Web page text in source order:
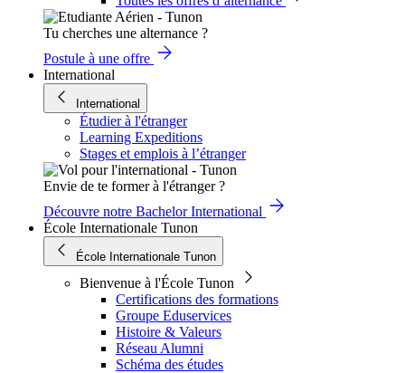
Tu cherches une alternance ?
Postule à une offre
International
International
Étudier à l'étranger
Learning Expeditions
Stages et emplois à l’étranger
Envie de te former à l'étranger ?
Découvre notre Bachelor International
École Internationale Tunon
École Internationale Tunon
Bienvenue à l'École Tunon
Certifications des formations
Groupe Eduservices
Histoire & Valeurs
Réseau Alumni
Schéma des études